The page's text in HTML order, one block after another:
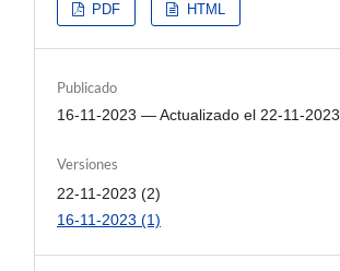
PDF HTML
Publicado
16-11-2023 — Actualizado el 22-11-2023
Versiones
22-11-2023 (2)
16-11-2023 (1)